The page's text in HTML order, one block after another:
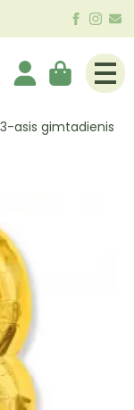
3-asis gimtadienis